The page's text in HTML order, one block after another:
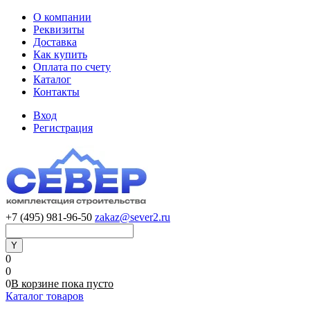
О компании
Реквизиты
Доставка
Как купить
Оплата по счету
Каталог
Контакты
Вход
Регистрация
+7 (495) 981-96-50 zakaz@sever2.ru
0
0
0В корзине пока пусто
Каталог товаров